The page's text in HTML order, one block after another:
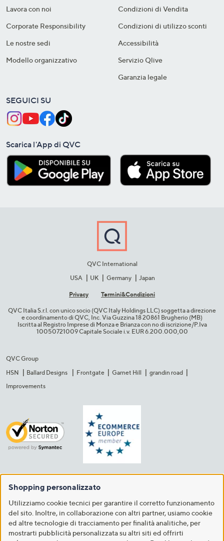
Lavora con noi
Corporate Responsibility
Le nostre sedi
Modello organizzativo
Condizioni di Vendita
Condizioni di utilizzo sconti
Accessibilità
Servizio Qlive
Garanzia legale
SEGUICI SU
Scarica l'App di QVC
QVC International
USA
UK Germany Japan
Privacy Termini&C​ondizioni
QVC Italia S.r.l. con unico socio (QVC Italy Holdings LLC) soggetta a direzione
e coordinamento di QVC, Inc. Via Guzzina 18 20861 Brugherio (MB)​
Iscritta al Registro Imprese di Monza e Brianza con no di iscrizione/P.Iva
10050721009 Capitale Sociale i.v. EUR 6.200.000,00​
QVC Group
HSN
Ballard Designs Frontgate Garnet Hill
grandin road
Improvements
Shopping personalizzato
Utilizziamo cookie tecnici per garantire il corretto funzionamento
del sito. Inoltre, in collaborazione con altri partner, usiamo cookie
ed altre tecnologie di tracciamento per finalità analitiche, per
mostrarti pubblicità personalizzata su altri siti ed offrirti